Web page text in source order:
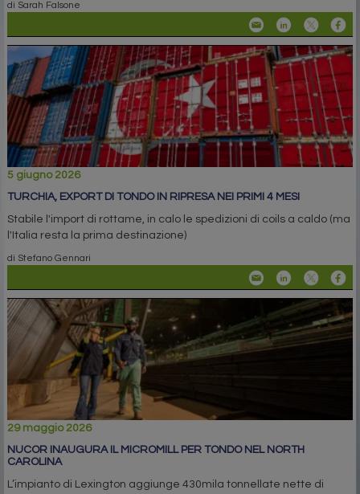
di Sarah Falsone
5 giugno 2026
TURCHIA, EXPORT DI TONDO IN RIPRESA NEI PRIMI 4 MESI
Stabile l'import di rottame, in calo le spedizioni di coils a caldo (ma
l'Italia resta la prima destinazione)
di Stefano Gennari
29 maggio 2026
NUCOR INAUGURA IL MICROMILL PER TONDO NEL NORTH
CAROLINA
L’impianto di Lexington aggiunge 430mila tonnellate nette di